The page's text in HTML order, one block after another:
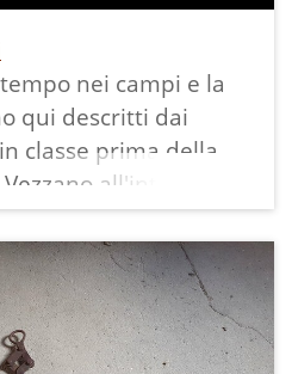
nei campi e la
qui descritti dai
classe prima della
all'interno
svolto con